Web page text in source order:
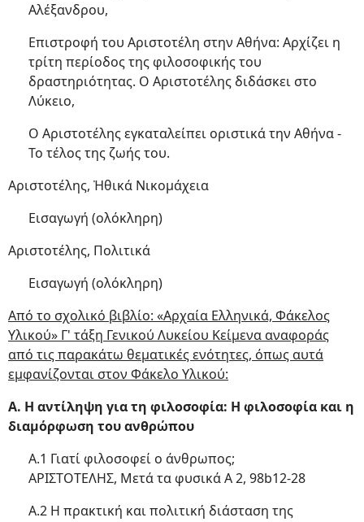
Αλέξανδρου,
Επιστροφή του Αριστοτέλη στην Αθήνα: Αρχίζει η
τρίτη περίοδος της φιλοσοφικής του
δραστηριότητας. Ο Αριστοτέλης διδάσκει στο
Λύκειο,
Ο Αριστοτέλης εγκαταλείπει οριστικά την Αθήνα -
Το τέλος της ζωής του.
Αριστοτέλης, Ἠθικά Νικομάχεια
Εισαγωγή (ολόκληρη)
Αριστοτέλης, Πολιτικά
Εισαγωγή (ολόκληρη)
Από το σχολικό βιβλίο: «Αρχαία Ελληνικά, Φάκελος
Υλικού» Γ' τάξη Γενικού Λυκείου Κείμενα αναφοράς
από τις παρακάτω θεματικές ενότητες, όπως αυτά
εμφανίζονται στον Φάκελο Υλικού:
Α. Η αντίληψη για τη φιλοσοφία: Η φιλοσοφία και η
διαμόρφωση του ανθρώπου
Α.1 Γιατί φιλοσοφεί ο άνθρωπος;
ΑΡΙΣΤΟΤΕΛΗΣ, Μετά τα φυσικά A 2, 98b12-28
Α.2 Η πρακτική και πολιτική διάσταση της